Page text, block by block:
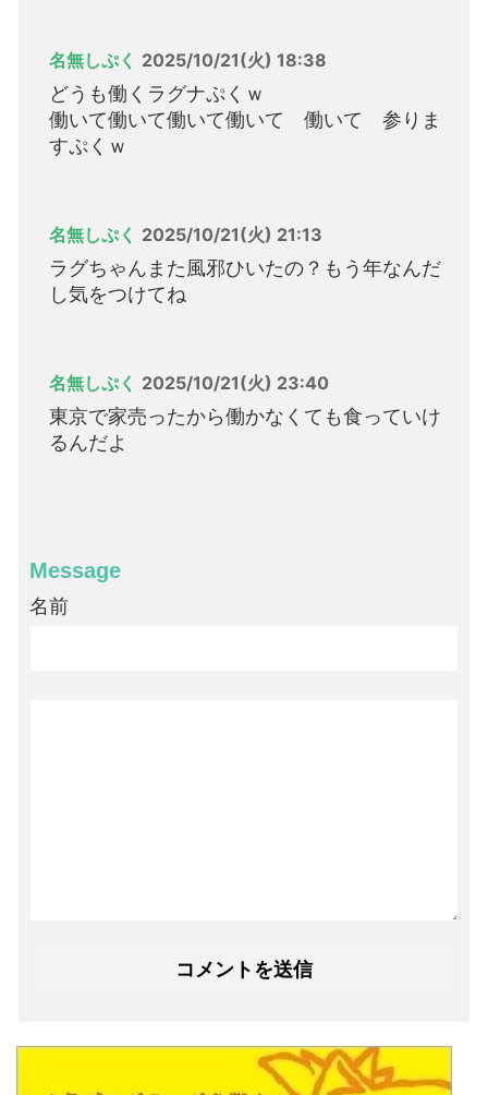
名無しぷく 2025/10/21(火) 18:38
どうも働くラグナぷくｗ
働いて働いて働いて働いて 働いて 参りま
すぷくｗ
名無しぷく 2025/10/21(火) 21:13
ラグちゃんまた風邪ひいたの？もう年なんだ
し気をつけてね
名無しぷく 2025/10/21(火) 23:40
東京で家売ったから働かなくても食っていけ
るんだよ
Message
名前